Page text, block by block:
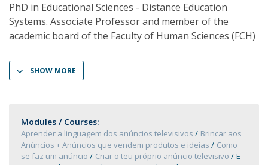
PhD in Educational Sciences - Distance Education
Systems. Associate Professor and member of the
academic board of the Faculty of Human Sciences (FCH)
SHOW MORE
Modules / Courses:
Aprender a linguagem dos anúncios televisivos
Brincar aos
Anúncios + Anúncios que vendem produtos e ideias
Como
se faz um anúncio
Criar o teu próprio anúncio televisivo
E-